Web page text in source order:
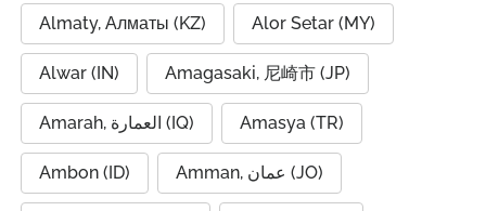
Almaty, Алматы (KZ) Alor Setar (MY)
Alwar (IN) Amagasaki, 尼崎市 (JP)
Amarah, العمارة (IQ) Amasya (TR)
Ambon (ID) Amman, عمان (JO)